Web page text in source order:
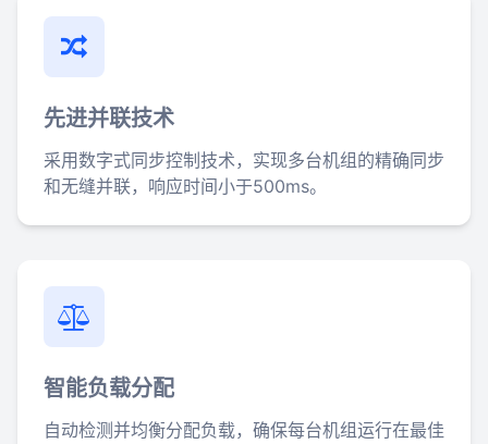
先进并联技术
采用数字式同步控制技术，实现多台机组的精确同步
和无缝并联，响应时间小于500ms。
智能负载分配
自动检测并均衡分配负载，确保每台机组运行在最佳